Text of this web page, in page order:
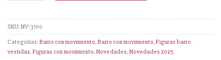
SKU:NV-3100
Categorías:Barro con movimiento,Barro con movimiento,Figuras barro
vestidas,Figuras con movimiento,Novedades,Novedades 2025